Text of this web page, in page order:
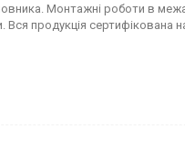
Монтажні роботи в
продукція сертифікована на